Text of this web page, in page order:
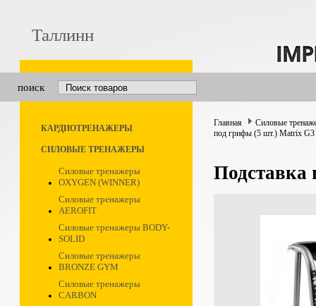
Таллинн
поиск
КАРДИОТРЕНАЖЕРЫ
СИЛОВЫЕ ТРЕНАЖЕРЫ
Силовые тренажеры
OXYGEN (WINNER)
Силовые тренажеры
AEROFIT
Силовые тренажеры BODY-
SOLID
Силовые тренажеры
BRONZE GYM
Силовые тренажеры
CARBON
Главная
Силовые
под грифы (5 шт.) Matrix
Подставка